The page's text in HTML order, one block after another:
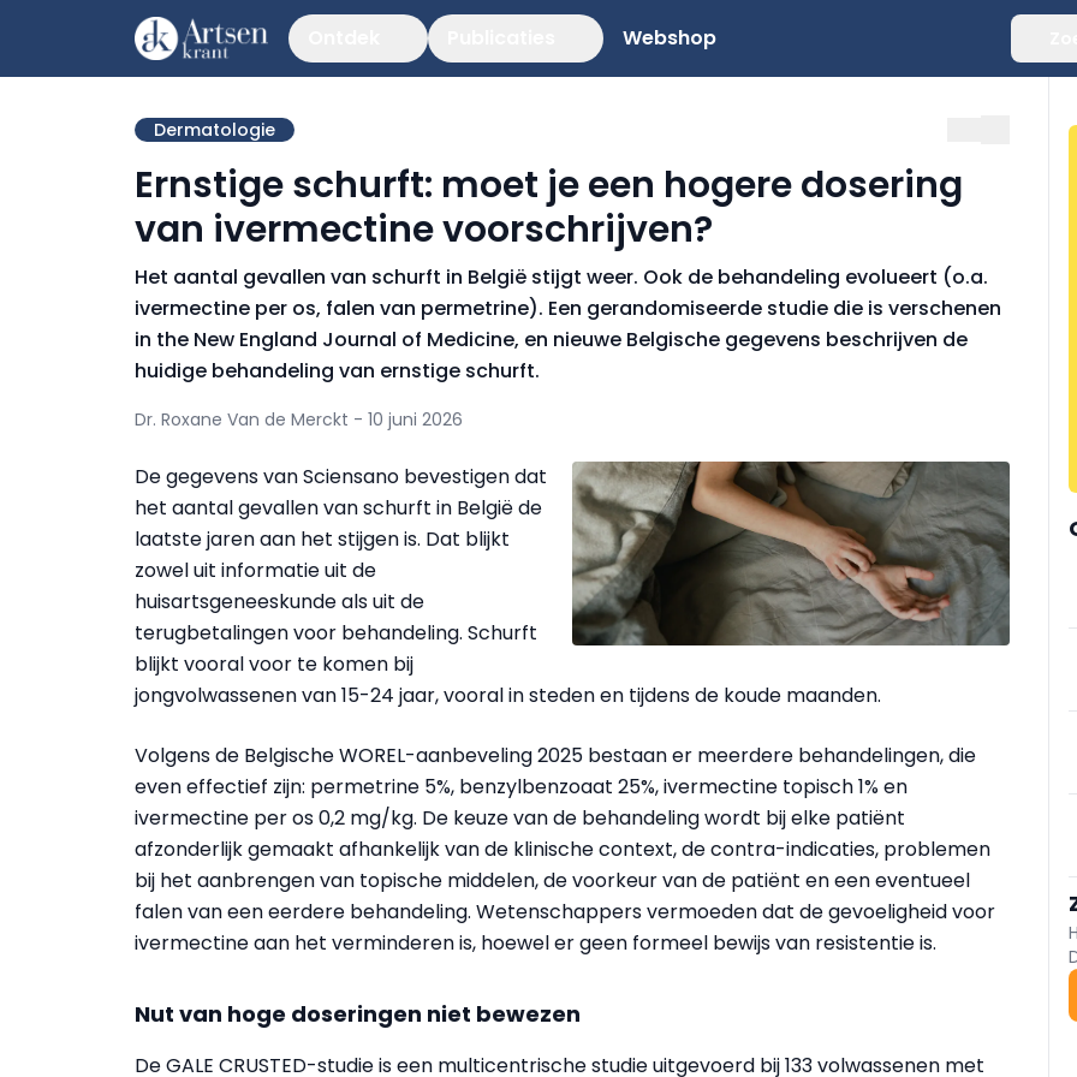
Webshop
Dermatologie
Ernstige schurft: moet je een hogere dosering
van ivermectine voorschrijven?
Het aantal gevallen van schurft in België stijgt weer. Ook de behandeling evolueert (o.a.
ivermectine per os, falen van permetrine). Een gerandomiseerde studie die is verschenen
in the New England Journal of Medicine, en nieuwe Belgische gegevens beschrijven de
huidige behandeling van ernstige schurft.
Dr. Roxane Van de Merckt - 10 juni 2026
De gegevens van Sciensano bevestigen dat
het aantal gevallen van schurft in België de
laatste jaren aan het stijgen is. Dat blijkt
zowel uit informatie uit de
huisartsgeneeskunde als uit de
terugbetalingen voor behandeling. Schurft
blijkt vooral voor te komen bij
jongvolwassenen van 15-24 jaar, vooral in steden en tijdens de koude maanden.
Volgens de Belgische WOREL-aanbeveling 2025 bestaan er meerdere behandelingen, die
even effectief zijn: permetrine 5%, benzylbenzoaat 25%, ivermectine topisch 1% en
ivermectine per os 0,2 mg/kg. De keuze van de behandeling wordt bij elke patiënt
afzonderlijk gemaakt afhankelijk van de klinische context, de contra-indicaties, problemen
bij het aanbrengen van topische middelen, de voorkeur van de patiënt en een eventueel
falen van een eerdere behandeling. Wetenschappers vermoeden dat de gevoeligheid voor
ivermectine aan het verminderen is, hoewel er geen formeel bewijs van resistentie is.
Nut van hoge doseringen niet bewezen
De GALE CRUSTED-studie is een multicentrischestudie uitgevoerd bij 133 volwassenen met